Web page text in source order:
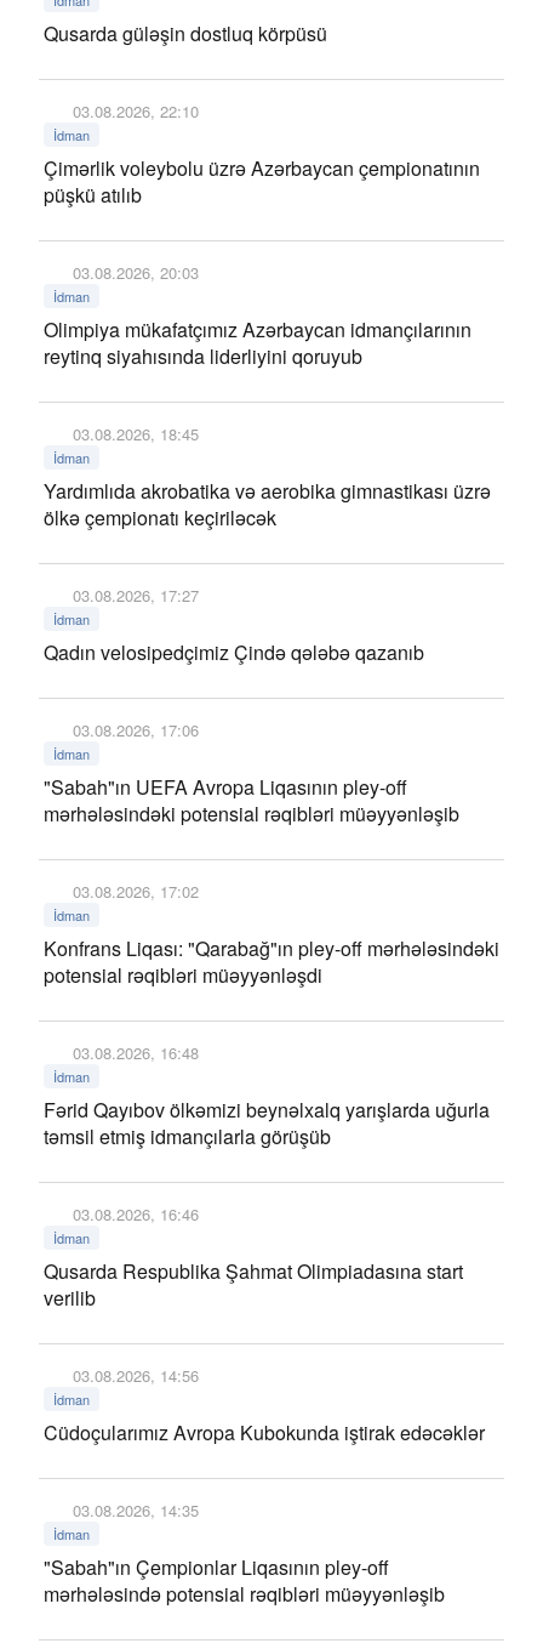
Qusarda güləşin dostluq körpüsü
03.08.2026, 22:10
İdman
Çimərlik voleybolu üzrə Azərbaycan çempionatının
püşkü atılıb
03.08.2026, 20:03
İdman
Olimpiya mükafatçımız Azərbaycan idmançılarının
reytinq siyahısında liderliyini qoruyub
03.08.2026, 18:45
İdman
Yardımlıda akrobatika və aerobika gimnastikası üzrə
ölkə çempionatı keçiriləcək
03.08.2026, 17:27
İdman
Qadın velosipedçimiz Çində qələbə qazanıb
03.08.2026, 17:06
İdman
"Sabah"ın UEFA Avropa Liqasının pley-off
mərhələsindəki potensial rəqibləri müəyyənləşib
03.08.2026, 17:02
İdman
Konfrans Liqası: "Qarabağ"ın pley-off mərhələsindəki
potensial rəqibləri müəyyənləşdi
03.08.2026, 16:48
İdman
Fərid Qayıbov ölkəmizi beynəlxalq yarışlarda uğurla
təmsil etmiş idmançılarla görüşüb
03.08.2026, 16:46
İdman
Qusarda Respublika Şahmat Olimpiadasına start
verilib
03.08.2026, 14:56
İdman
Cüdoçularımız Avropa Kubokunda iştirak edəcəklər
03.08.2026, 14:35
İdman
"Sabah"ın Çempionlar Liqasının pley-off
mərhələsində potensial rəqibləri müəyyənləşib